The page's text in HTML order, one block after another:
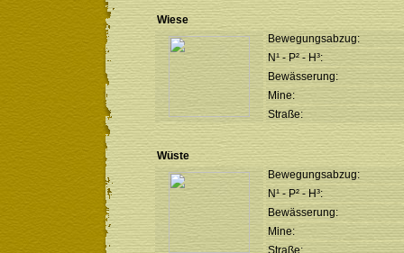
Wiese
Bewegungsabzug:
N¹ - P² - H³:
Bewässerung:
Mine:
Straße:
Wüste
Bewegungsabzug:
N¹ - P² - H³:
Bewässerung:
Mine:
Straße: